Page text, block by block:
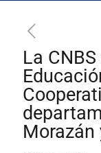
La
Morazán